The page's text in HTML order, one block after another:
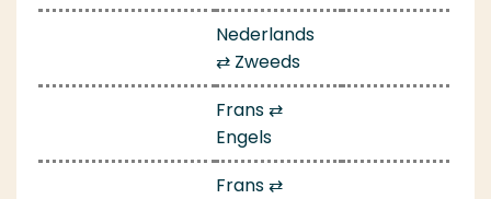
Nederlands
⇄ Zweeds
Frans ⇄
Engels
Frans ⇄